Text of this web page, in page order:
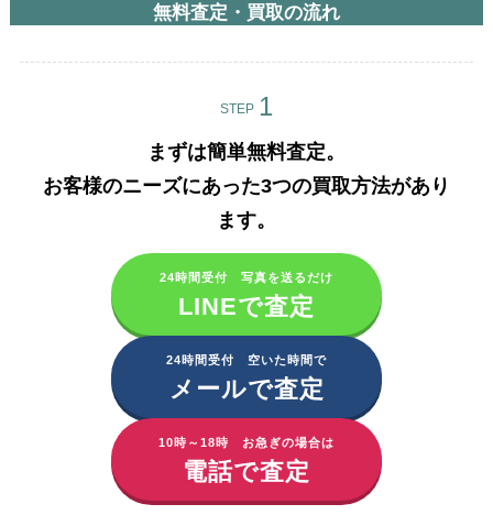
無料査定・買取の流れ
STEP
まずは簡単無料査定。
お客様のニーズにあった3つの買取方法があり
ます。​
24時間受付 写真を送るだけ
LINEで査定
24時間受付 空いた時間で
メールで査定
10時～18時 お急ぎの場合は
電話で査定